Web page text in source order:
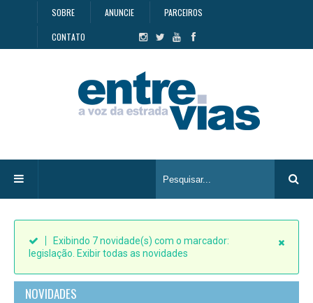
SOBRE ANUNCIE PARCEIROS
CONTATO
Exibindo 7 novidade(s) com o marcador:
legislação Exibir todas as novidades
NOVIDADES